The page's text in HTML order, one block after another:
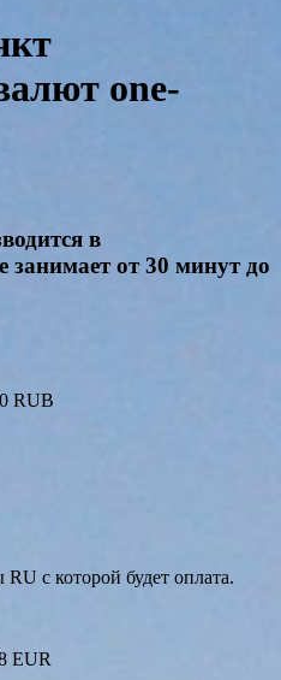
one-
в
занимает от 30 минут до
RUB
с которой будет оплата.
EUR